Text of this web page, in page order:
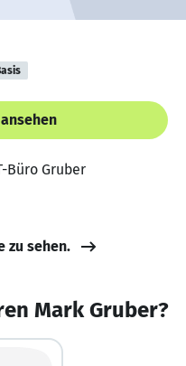
Büro Gruber
zu sehen.
Mark Gruber?